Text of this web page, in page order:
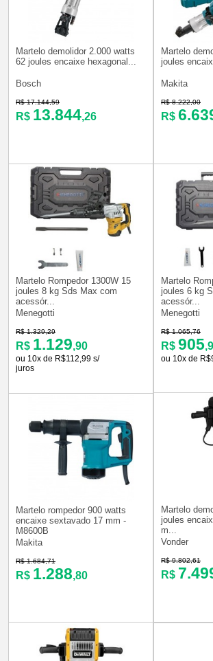
Martelo demolidor 2.000 watts
62 joules encaixe hexagonal...
Bosch
R$ 17.144,59
R$ 13.844,26
Martelo
joules
Makita
R$ 8.222,00
R$
Martelo Rompedor 1300W 15
joules 8 kg Sds Max com
acessór...
Menegotti
R$ 1.329,29
R$ 1.129,90
ou 10x de R$112,99 s/
juros
Martelo
joules 6 kg
acessór...
Menegotti
R$ 1.065,76
R$ 905
ou 10x de
Martelo rompedor 900 watts
encaixe sextavado 17 mm -
M8600B
Makita
R$ 1.684,71
R$ 1.288,80
Martelo
joules
m...
Vonder
R$ 9.802,61
R$